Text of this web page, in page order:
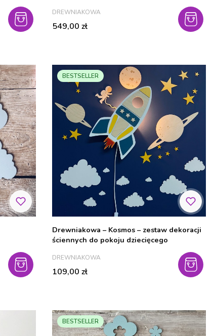
PRODUCENT
DREWNIAKOWA
Cena
549,00 zł
BESTSELLER
Drewniakowa – Kosmos – zestaw dekoracji
ściennych do pokoju dziecięcego
PRODUCENT
DREWNIAKOWA
Cena
109,00 zł
BESTSELLER